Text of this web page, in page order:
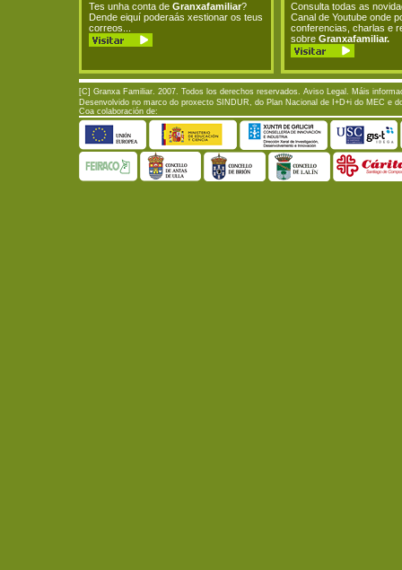
Tes unha conta de Granxafamiliar?
Dende eiquí poderaás xestionar os teus
correos...
Consulta todas as
Canal de Youtube onde
conferencias, charlas e
sobre Granxafamiliar.
[C] Granxa Familiar. 2007. Todos los derechos reservados. Aviso Legal . Máis
Desenvolvido no marco do proxecto SINDUR, do Plan Nacional de I+D+i do MEC e
Coa colaboración de: